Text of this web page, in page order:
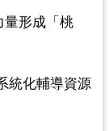
量形成「桃
統化輔導資源